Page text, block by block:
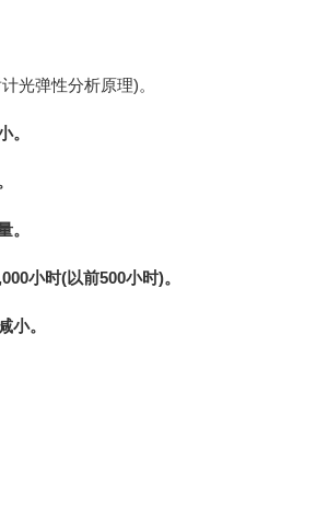
弹性分析原理)。
。
。
小时(以前500小时)。
小。